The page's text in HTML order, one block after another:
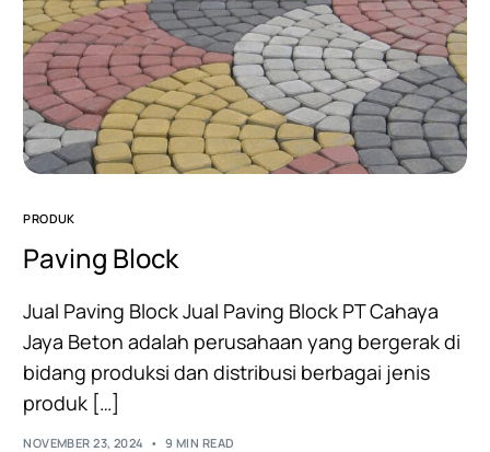
PRODUK
Paving Block
Jual Paving Block Jual Paving Block PT Cahaya
Jaya Beton adalah perusahaan yang bergerak di
bidang produksi dan distribusi berbagai jenis
produk […]
NOVEMBER 23, 2024 9 MIN READ